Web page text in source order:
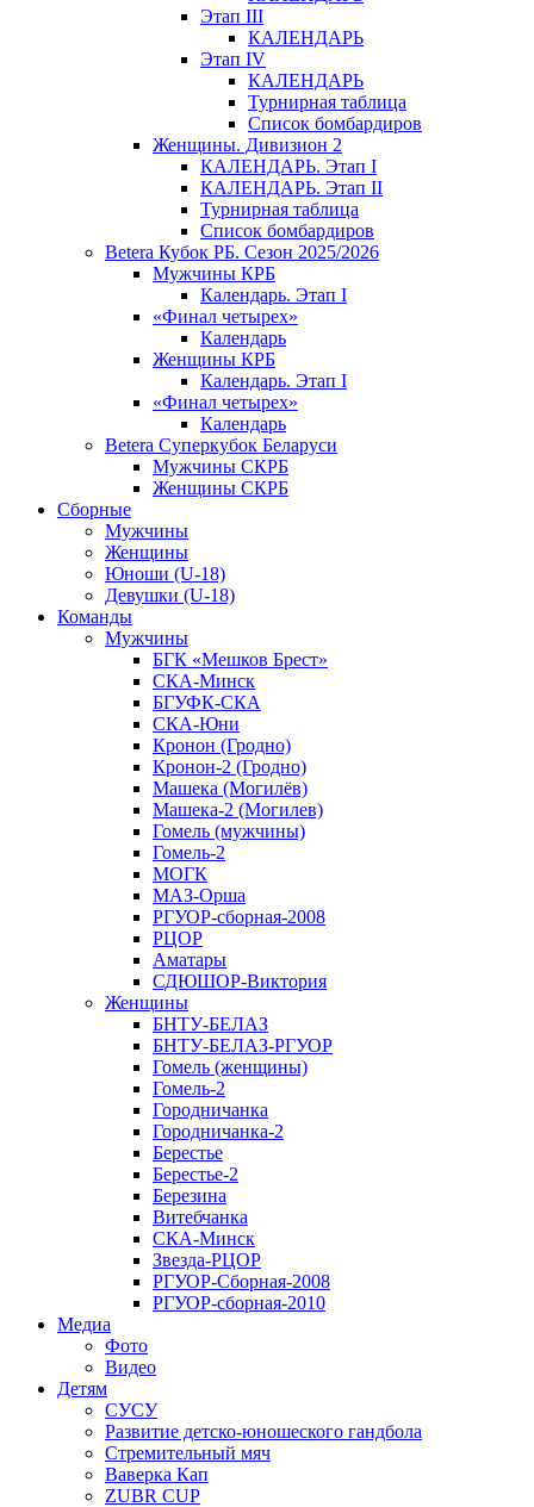
Этап III
КАЛЕНДАРЬ
Этап IV
КАЛЕНДАРЬ
Турнирная таблица
Список бомбардиров
Женщины. Дивизион 2
КАЛЕНДАРЬ. Этап I
КАЛЕНДАРЬ. Этап II
Турнирная таблица
Список бомбардиров
Betera Кубок РБ. Сезон 2025/2026
Мужчины КРБ
Календарь. Этап I
«Финал четырех»
Календарь
Женщины КРБ
Календарь. Этап I
«Финал четырех»
Календарь
Betera Суперкубок Беларуси
Мужчины СКРБ
Женщины СКРБ
Сборные
Мужчины
Женщины
Юноши (U-18)
Девушки (U-18)
Команды
Мужчины
БГК «Мешков Брест»
СКА-Минск
БГУФК-СКА
СКА-Юни
Кронон (Гродно)
Кронон-2 (Гродно)
Машека (Могилёв)
Машека-2 (Могилев)
Гомель (мужчины)
Гомель-2
МОГК
МАЗ-Орша
РГУОР-сборная-2008
РЦОР
Аматары
СДЮШОР-Виктория
Женщины
БНТУ-БЕЛАЗ
БНТУ-БЕЛАЗ-РГУОР
Гомель (женщины)
Гомель-2
Городничанка
Городничанка-2
Берестье
Берестье-2
Березина
Витебчанка
СКА-Минск
Звезда-РЦОР
РГУОР-Сборная-2008
РГУОР-сборная-2010
Медиа
Фото
Видео
Детям
СУСУ
Развитие детско-юношеского гандбола
Стремительный мяч
Ваверка Кап
ZUBR CUP